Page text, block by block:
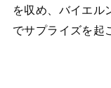
を収め、バイエル
でサプライズを起